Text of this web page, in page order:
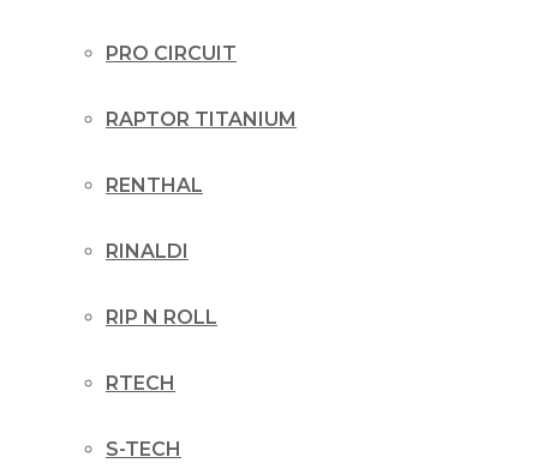
PRO CIRCUIT
RAPTOR TITANIUM
RENTHAL
RINALDI
RIP N ROLL
RTECH
S-TECH